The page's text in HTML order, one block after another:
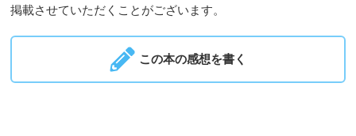
掲載させていただくことがございます。
この本の感想を書く